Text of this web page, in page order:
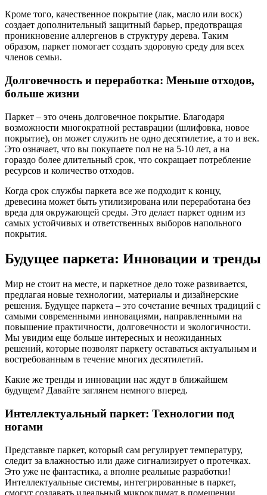
Кроме того, качественное покрытие (лак, масло или воск)
создает дополнительный защитный барьер, предотвращая
проникновение аллергенов в структуру дерева. Таким
образом, паркет помогает создать здоровую среду для всех
членов семьи.
Долговечность и переработка: Меньше отходов,
больше жизни
Паркет – это очень долговечное покрытие. Благодаря
возможности многократной реставрации (шлифовка, новое
покрытие), он может служить не одно десятилетие, а то и век.
Это означает, что вы покупаете пол не на 5-10 лет, а на
гораздо более длительный срок, что сокращает потребление
ресурсов и количество отходов.
Когда срок службы паркета все же подходит к концу,
древесина может быть утилизирована или переработана без
вреда для окружающей среды. Это делает паркет одним из
самых устойчивых и ответственных выборов напольного
покрытия.
Будущее паркета: Инновации и тренды
Мир не стоит на месте, и паркетное дело тоже развивается,
предлагая новые технологии, материалы и дизайнерские
решения. Будущее паркета – это сочетание вечных традиций с
самыми современными инновациями, направленными на
повышение практичности, долговечности и экологичности.
Мы увидим еще больше интересных и неожиданных
решений, которые позволят паркету оставаться актуальным и
востребованным в течение многих десятилетий.
Какие же тренды и инновации нас ждут в ближайшем
будущем? Давайте заглянем немного вперед.
Интеллектуальный паркет: Технологии под
ногами
Представьте паркет, который сам регулирует температуру,
следит за влажностью или даже сигнализирует о протечках.
Это уже не фантастика, а вполне реальные разработки!
Интеллектуальные системы, интегрированные в паркет,
смогут создавать идеальный микроклимат в помещении,